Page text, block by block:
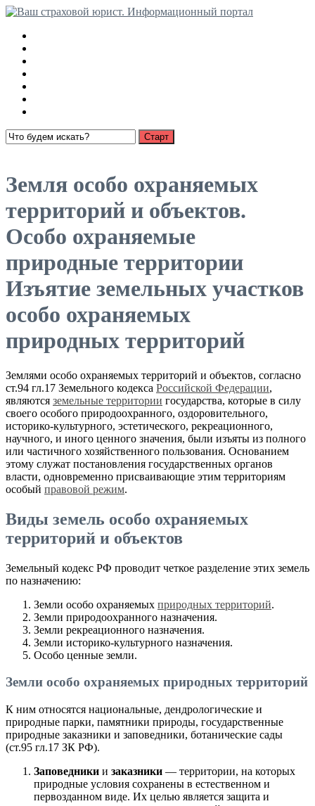
Земля особо охраняемых
территорий и объектов.
Особо охраняемые
природные территории
Изъятие земельных участков
особо охраняемых
природных территорий
Землями особо охраняемых территорий и объектов, согласно
ст.94 гл.17 Земельного кодекса Российской Федерации,
являются земельные территории государства, которые в силу
своего особого природоохранного, оздоровительного,
историко-культурного, эстетического, рекреационного,
научного, и иного ценного значения, были изъяты из полного
или частичного хозяйственного пользования. Основанием
этому служат постановления государственных органов
власти, одновременно присваивающие этим территориям
особый правовой режим.
Виды земель особо охраняемых
территорий и объектов
Земельный кодекс РФ проводит четкое разделение этих земель
по назначению:
Земли особо охраняемых природных территорий.
Земли природоохранного назначения.
Земли рекреационного назначения.
Земли историко-культурного назначения.
Особо ценные земли.
Земли особо охраняемых природных территорий
К ним относятся национальные, дендрологические и
природные парки, памятники природы, государственные
природные заказники и заповедники, ботанические сады
(ст.95 гл.17 ЗК РФ).
Заповедники и заказники — территории, на которых
природные условия сохранены в естественном и
первозданном виде. Их целью является защита и